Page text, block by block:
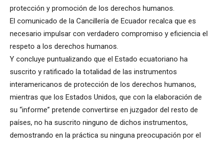
protección y promoción de los derechos humanos.
El comunicado de la Cancillería de Ecuador recalca que es
necesario impulsar con verdadero compromiso y eficiencia el
respeto a los derechos humanos.
Y concluye puntualizando que el Estado ecuatoriano ha
suscrito y ratificado la totalidad de las instrumentos
interamericanos de protección de los derechos humanos,
mientras que los Estados Unidos, que con la elaboración de
su “informe” pretende convertirse en juzgador del resto de
países, no ha suscrito ninguno de dichos instrumentos,
demostrando en la práctica su ninguna preocupación por el